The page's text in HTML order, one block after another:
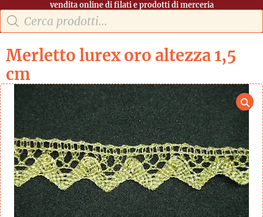
vendita online di filati e prodotti di merceria
Merletto lurex oro altezza 1,5
cm